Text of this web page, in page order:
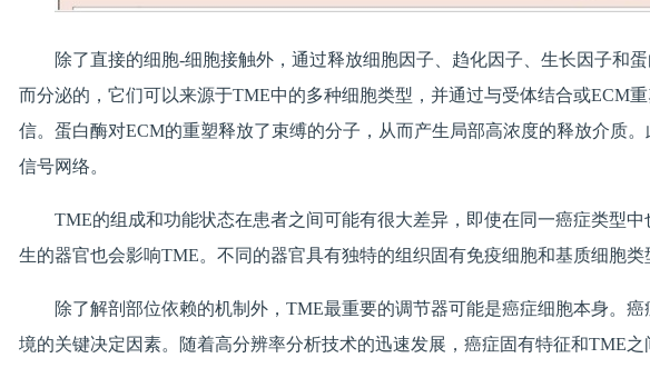
除了直接的细胞-细胞接触外，通过释放细胞因子、趋化因子、生长因子和
而分泌的，它们可以来源于TME中的多种细胞类型，并通过与受体结合或ECM
信。蛋白酶对ECM的重塑释放了束缚的分子，从而产生局部高浓度的释放介质
信号网络。
TME的组成和功能状态在患者之间可能有很大差异，即使在同一癌症类型
生的器官也会影响TME。不同的器官具有独特的组织固有免疫细胞和基质细胞类
除了解剖部位依赖的机制外，TME最重要的调节器可能是癌症细胞本身。
境的关键决定因素。随着高分辨率分析技术的迅速发展，癌症固有特征和TME